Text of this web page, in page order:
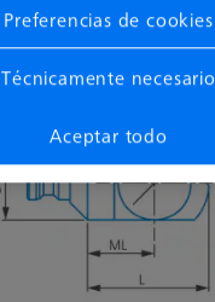
Preferencias de cookies
Técnicamente necesario
Aceptar todo